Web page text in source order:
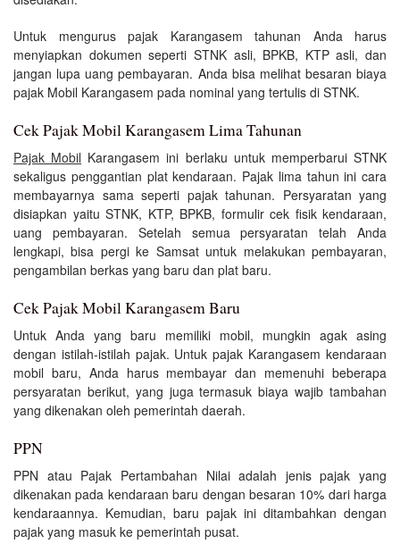
Untuk mengurus pajak Karangasem tahunan Anda harus
menyiapkan dokumen seperti STNK asli, BPKB, KTP asli, dan
jangan lupa uang pembayaran. Anda bisa melihat besaran biaya
pajak Mobil Karangasem pada nominal yang tertulis di STNK.
Cek Pajak Mobil Karangasem Lima Tahunan
Pajak Mobil Karangasem ini berlaku untuk memperbarui STNK
sekaligus penggantian plat kendaraan. Pajak lima tahun ini cara
membayarnya sama seperti pajak tahunan. Persyaratan yang
disiapkan yaitu STNK, KTP, BPKB, formulir cek fisik kendaraan,
uang pembayaran. Setelah semua persyaratan telah Anda
lengkapi, bisa pergi ke Samsat untuk melakukan pembayaran,
pengambilan berkas yang baru dan plat baru.
Cek Pajak Mobil Karangasem Baru
Untuk Anda yang baru memiliki mobil, mungkin agak asing
dengan istilah-istilah pajak. Untuk pajak Karangasem kendaraan
mobil baru, Anda harus membayar dan memenuhi beberapa
persyaratan berikut, yang juga termasuk biaya wajib tambahan
yang dikenakan oleh pemerintah daerah.
PPN
PPN atau Pajak Pertambahan Nilai adalah jenis pajak yang
dikenakan pada kendaraan baru dengan besaran 10% dari harga
kendaraannya. Kemudian, baru pajak ini ditambahkan dengan
pajak yang masuk ke pemerintah pusat.